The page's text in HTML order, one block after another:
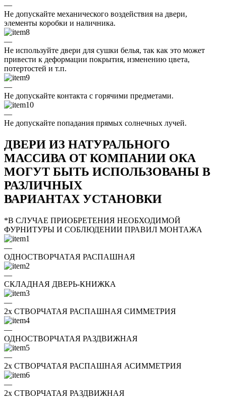
—
Не допускайте механического воздействия на двери,
элементы коробки и наличника.
—
Не используйте двери для сушки белья, так как это может
привести к деформации покрытия, изменению цвета,
потертостей и т.п.
—
Не допускайте контакта с горячими предметами.
—
Не допускайте попадания прямых солнечных лучей.
ДВЕРИ ИЗ НАТУРАЛЬНОГО
МАССИВА ОТ КОМПАНИИ ОКА
МОГУТ БЫТЬ ИСПОЛЬЗОВАНЫ В
РАЗЛИЧНЫХ
ВАРИАНТАХ УСТАНОВКИ
*В СЛУЧАЕ ПРИОБРЕТЕНИЯ НЕОБХОДИМОЙ
ФУРНИТУРЫ И СОБЛЮДЕНИИ ПРАВИЛ МОНТАЖА
—
ОДНОСТВОРЧАТАЯ РАСПАШНАЯ
—
СКЛАДНАЯ ДВЕРЬ-КНИЖКА
—
2x СТВОРЧАТАЯ РАСПАШНАЯ СИММЕТРИЯ
—
ОДНОСТВОРЧАТАЯ РАЗДВИЖНАЯ
—
2x СТВОРЧАТАЯ РАСПАШНАЯ АСИММЕТРИЯ
—
2x СТВОРЧАТАЯ РАЗДВИЖНАЯ